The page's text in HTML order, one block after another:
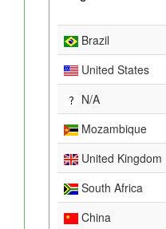
Brazil
United States
N/A
Mozambique
United Kingdom
South Africa
China